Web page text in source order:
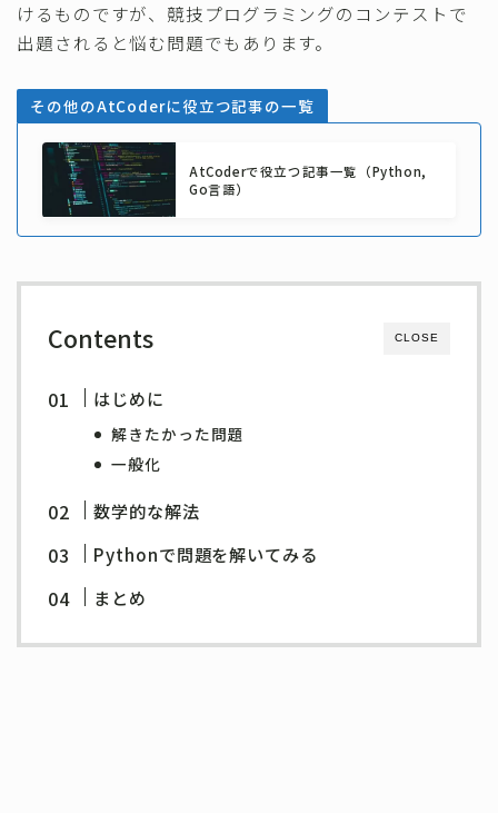
けるものですが、競技プログラミングのコンテストで
出題されると悩む問題でもあります。
その他のAtCoderに役立つ記事の一覧
AtCoderで役立つ記事一覧（Python,
Go言語）
CLOSE
Contents
はじめに
解きたかった問題
一般化
数学的な解法
Pythonで問題を解いてみる
まとめ